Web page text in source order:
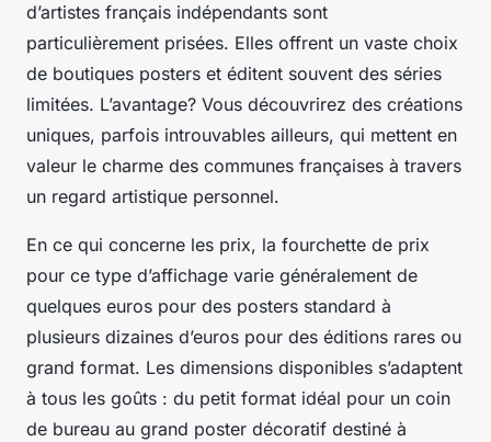
d’artistes français indépendants sont
particulièrement prisées. Elles offrent un vaste choix
de boutiques posters et éditent souvent des séries
limitées. L’avantage? Vous découvrirez des créations
uniques, parfois introuvables ailleurs, qui mettent en
valeur le charme des communes françaises à travers
un regard artistique personnel.
En ce qui concerne les prix, la fourchette de prix
pour ce type d’affichage varie généralement de
quelques euros pour des posters standard à
plusieurs dizaines d’euros pour des éditions rares ou
grand format. Les dimensions disponibles s’adaptent
à tous les goûts : du petit format idéal pour un coin
de bureau au grand poster décoratif destiné à